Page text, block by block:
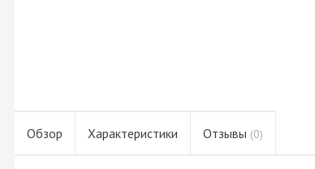
Обзор Характеристики Отзывы (0)